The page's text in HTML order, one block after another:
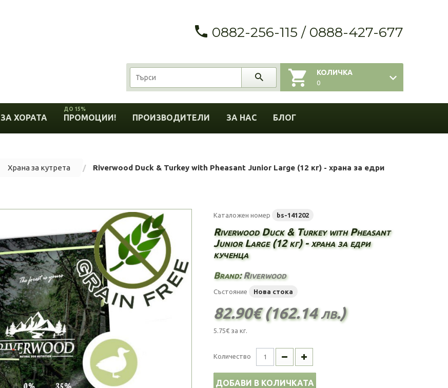
0882-256-115 / 0888-427-677
КОЛИЧКА
0
ЗА ХОРАТА ПРОМОЦИИ!
ДО 15%
ПРОИЗВОДИТЕЛИ ЗА НАС БЛОГ
Храна за кутрета Riverwood Duck & Turkey with Pheasant Junior Large (12 кг) - храна за едри
Каталожен номер bs-141202
Riverwood Duck & Turkey with Pheasant
Junior Large (12 кг) - храна за едри
кученца
Brand:Riverwood
Състояние Нова стока
82.90€ (162.14 лв.)
5.75€ за кг.
Количество
ДОБАВИ В КОЛИЧКАТА